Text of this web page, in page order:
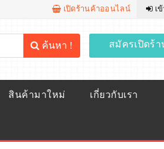
เปิดร้านค้าออนไลน์ เ
ค้นหา ! สมัครเปิดร้า
สินค้ามาใหม่ เกี่ยวกับเรา